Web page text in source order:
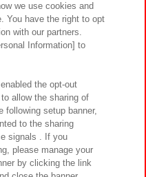
ィ サイトポリシー
セシビリティ方針と検証結果
よくあるご質問・お問い合わせ
we use cookies and
You have the right to opt
with our partners.
Information] to
the opt-out
allow the sharing of
following setup banner,
to the sharing
signals . If you
please manage your
by clicking the link